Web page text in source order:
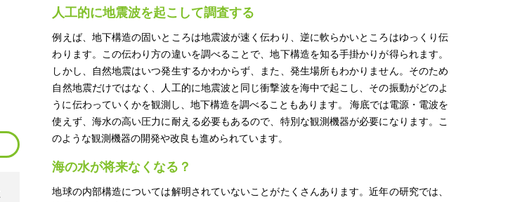
人工的に地震波を起こして調査する
例えば、地下構造の固いところは地震波が速く伝わり、逆に軟らかいところはゆっくり伝
わります。この伝わり方の違いを調べることで、地下構造を知る手掛かりが得られます。
しかし、自然地震はいつ発生するかわからず、また、発生場所もわかりません。そのため
自然地震だけではなく、人工的に地震波と同じ衝撃波を海中で起こし、その振動がどのよ
うに伝わっていくかを観測し、地下構造を調べることもあります。 海底では電源・電波を
使えず、海水の高い圧力に耐える必要もあるので、特別な観測機器が必要になります。こ
のような観測機器の開発や改良も進められています。
海の水が将来なくなる？
地球の内部構造については解明されていないことがたくさんあります。近年の研究では、